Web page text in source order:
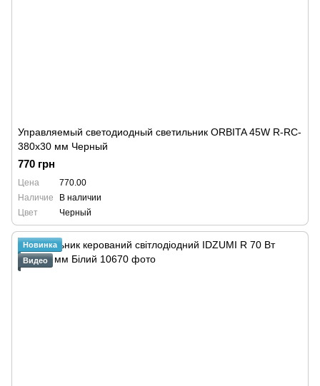
Управляемый светодиодный светильник ORBITA 45W R-RC-
380x30 мм Черный
770 грн
Цена
770.00
Наличие
В наличии
Цвет
Черный
Новинка
Видео